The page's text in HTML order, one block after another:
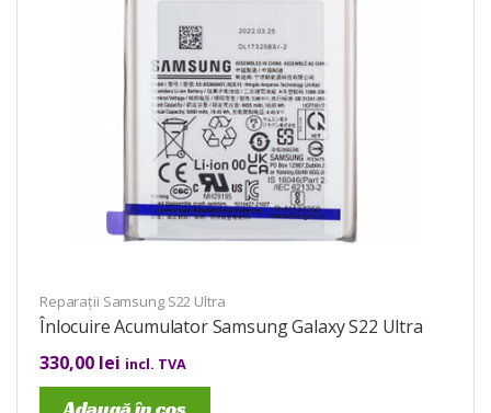
Reparații Samsung S22 Ultra
Înlocuire Acumulator Samsung Galaxy S22 Ultra
330,00 lei incl. TVA